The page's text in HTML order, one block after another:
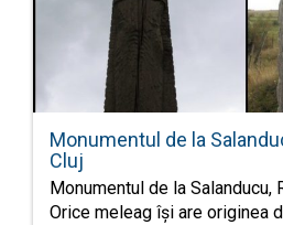
Monumentul de la
Cluj
Monumentul de la Salanducu,
Orice meleag își are originea